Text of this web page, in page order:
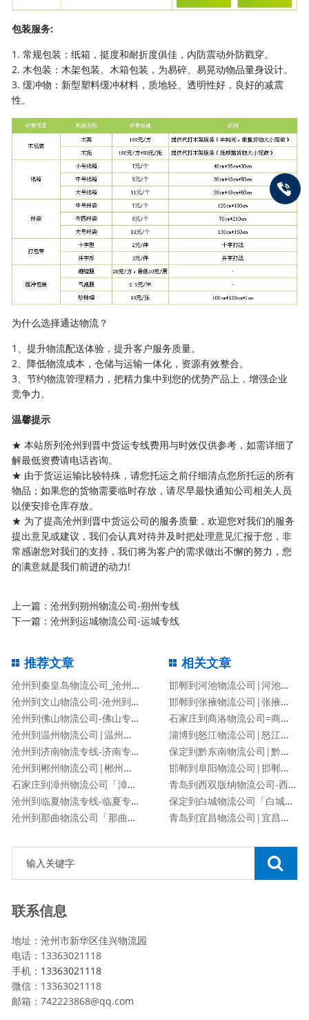
包装服务:
1. 常规包装：纸箱，挺度和耐折度俱佳，内防震动外防戳穿。
2. 木包装：木架包装、木箱包装，为易碎、易晃动物品量身设计。
3. 缓冲物：新型塑料缓冲材料，质地轻、透明性好，良好的减震
性。
为什么选择通达物流？
1、提升物流配送体验，提升客户服务质量。
2、降低物流成本，仓储与运输一体化，资源有效整合。
3、节约物流管理精力，把精力集中到您的优势产品上，增强企业
竞争力。
温馨提示
★ 本站所列沧州到晋中货运专线费用与时效仅供参考，如需详细了
解最低资费请电话咨询。
★ 由于货运运输比较特殊，请您托运之前仔细清点您所托运的所有
物品；如果您的货物需要临时存放，请尽早最快通知公司相关人员
以便安排仓库存放。
★ 为了提高沧州到晋中货运公司的服务质量，欢迎您对我们的服务
提出意见或建议，我们会认真对待并及时把处理意见汇报于您，非
常感谢您对我们的支持，我们将为客户的需求做出不懈的努力，您
的满意就是我们前进的动力!
上一篇：沧州到朔州物流公司-朔州专线
下一篇：沧州到运城物流公司-运城专线
推荐文章
沧州到秦皇岛物流公司_沧州到秦皇岛物流专线
沧州到文山物流公司-沧州到文山货运专线
沧州到佛山物流公司-佛山专线
沧州到温州物流公司|温州专线
沧州到济南物流专线-济南专线
沧州到郴州物流公司|郴州专线
石家庄到漳州物流公司「漳州专线」
沧州到临夏物流专线-临夏专线
沧州到那曲物流公司「那曲专线」
相关文章
邯郸到河池物流公司|河池专线
邯郸到张掖物流公司|张掖专线
石家庄到商洛物流公司=商洛专线
淄博到怒江物流公司|怒江专线
保定到黔东南物流公司|黔东南专线
邯郸到阜阳物流公司|邯郸到阜阳物流专线
青岛到西双版纳物流公司-西双版纳专线
保定到白城物流公司「白城专线」
青岛到宜昌物流公司|宜昌专线
联系信息
地址：沧州市新华区佳兴物流园
电话：13363021118
手机： 13363021118
微信：13363021118
邮箱：742223868@qq.com